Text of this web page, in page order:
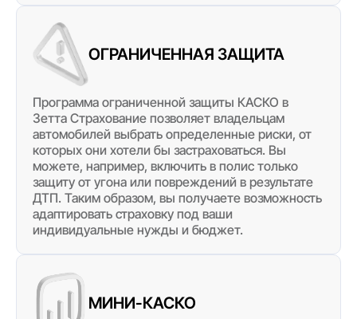
ОГРАНИЧЕННАЯ ЗАЩИТА
Программа ограниченной защиты КАСКО в
Зетта Страхование позволяет владельцам
автомобилей выбрать определенные риски, от
которых они хотели бы застраховаться. Вы
можете, например, включить в полис только
защиту от угона или повреждений в результате
ДТП. Таким образом, вы получаете возможность
адаптировать страховку под ваши
индивидуальные нужды и бюджет.
МИНИ-КАСКО